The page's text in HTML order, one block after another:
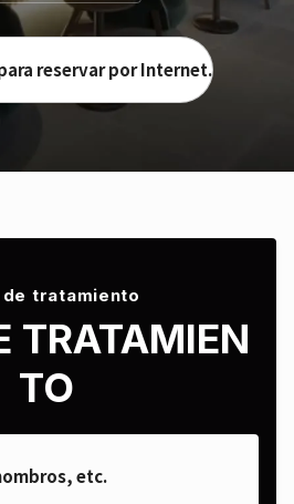
reservar por Internet.
tratamiento
TRATAMIEN
TO
etc.